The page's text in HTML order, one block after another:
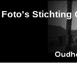
Foto's Stichting